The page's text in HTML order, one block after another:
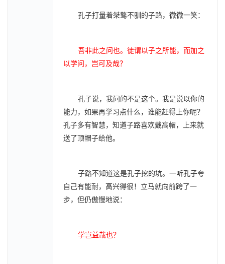
孔子打量着桀骜不驯的子路，微微一笑：
吾非此之问也。徒谓以子之所能，而加之
以学问，岂可及哉？
孔子说，我问的不是这个。我是说以你的
能力，如果再学习点什么，谁能赶得上你呢？
孔子多有智慧，知道子路喜欢戴高帽，上来就
送了顶帽子给他。
子路不知道这是孔子挖的坑。一听孔子夸
自己有能耐，高兴得很！立马就向前跨了一
步，但仍傲慢地说：
学岂益哉也？